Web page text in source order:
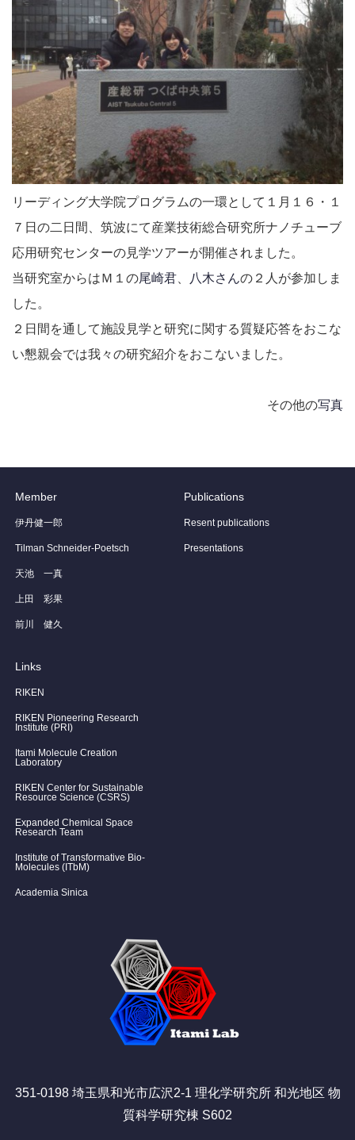
リーディング大学院プログラムの一環として１月１６・１
７日の二日間、筑波にて産業技術総合研究所ナノチューブ
応用研究センターの見学ツアーが開催されました。
当研究室からはＭ１の尾崎君 八木さんの２人が参加しま
した。
２日間を通して施設見学と研究に関する質疑応答をおこな
い懇親会では我々の研究紹介をおこないました。
その他の写真
Member
伊丹健一郎
Tilman Schneider-Poetsch
天池 一真
上田 彩果
前川 健久
Publications
Resent publications
Presentations
Links
RIKEN
RIKEN Pioneering Research
Institute (PRI)
Itami Molecule Creation
Laboratory
RIKEN Center for Sustainable
Resource Science (CSRS)
Expanded Chemical Space
Research Team
Institute of Transformative Bio-
Molecules (ITbM)
Academia Sinica
351-0198 埼玉県和光市広沢2-1 理化学研究所 和光地区 物
質科学研究棟 S602